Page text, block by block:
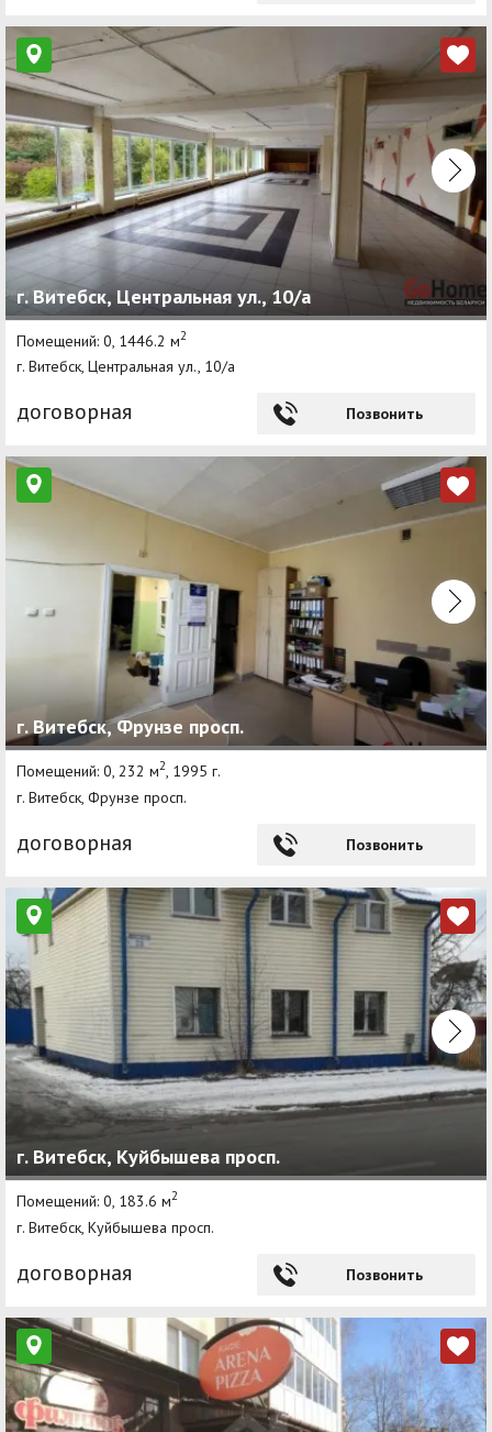
г. Витебск, Центральная ул., 10/а
Помещений: 0, 1446.2 м2
г. Витебск, Центральная ул., 10/а
договорная Позвонить
г. Витебск, Фрунзе просп.
Помещений: 0, 232 м2 , 1995 г.
г. Витебск, Фрунзе просп.
договорная Позвонить
г. Витебск, Куйбышева просп.
Помещений: 0, 183.6 м2
г. Витебск, Куйбышева просп.
договорная Позвонить